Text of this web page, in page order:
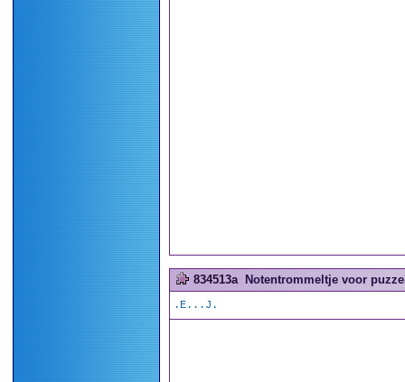
834513a Notentrommeltje voor
.E...J.